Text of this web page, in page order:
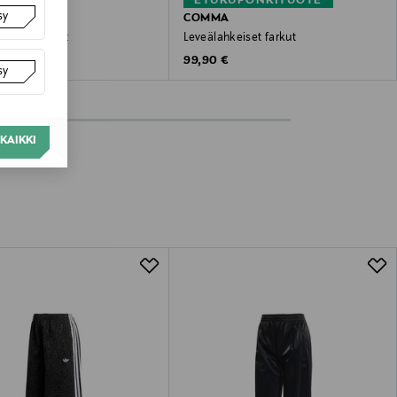
farkut
COMMA
Leveälahkeiset farkut
Original Price
99,90 €